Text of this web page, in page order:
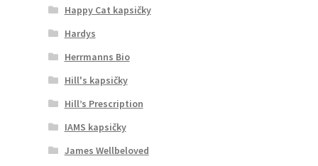
Happy Cat kapsičky
Hardys
Herrmanns Bio
Hill's kapsičky
Hill’s Prescription
IAMS kapsičky
James Wellbeloved